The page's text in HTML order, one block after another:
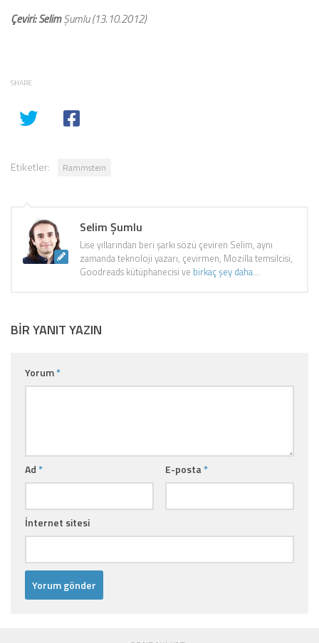
Çeviri: SelimŞumlu (13.10.2012)
SHARE
Etiketler: Rammstein
Selim Şumlu
Lise yıllarından beri şarkı sözü çeviren Selim, aynı
zamanda teknoloji yazarı, çevirmen, Mozilla temsilcisi,
Goodreads kütüphanecisi ve birkaç şey daha...
BIR YANIT YAZIN
Yorum*
Ad * E-posta *
İnternet sitesi